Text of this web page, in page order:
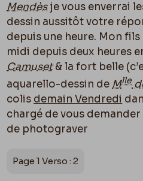
Mendèsje vous enverrai
dessin aussitôt votre
depuis une heure. Monfils
midi depuis deux heures
Camuset& la fort belle
aquarello-dessin de Mlle
colis demain Vendredi
chargé de vous demander
de photograver
Page 1 Verso : 2